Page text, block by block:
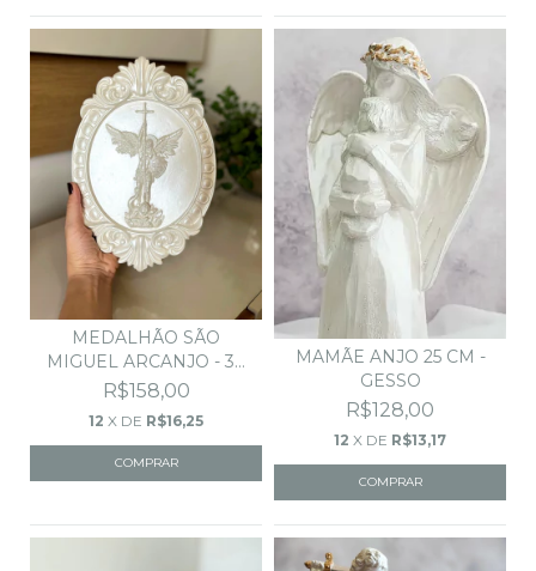
MEDALHÃO SÃO
MIGUEL ARCANJO - 30
CM
R$158,00
12 X DE R$16,25
MAMÃE ANJO 25 CM -
GESSO
R$128,00
12 X DE R$13,17
COMPRAR